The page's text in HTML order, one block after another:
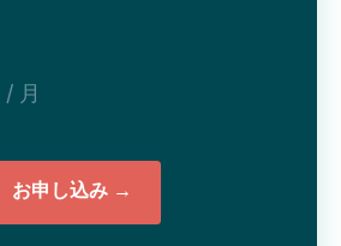
/ 月
お申し込み →